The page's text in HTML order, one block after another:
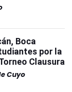
Boca
por la
Clausura
Cuyo